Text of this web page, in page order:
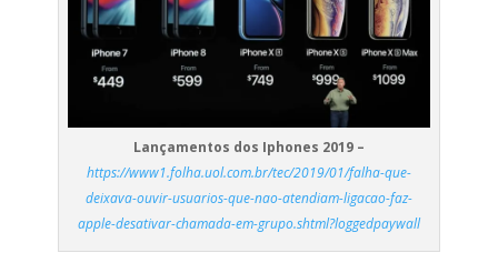
Lançamentos dos Iphones 2019 –
https://www1.folha.uol.com.br/tec/2019/01/falha-que-
deixava-ouvir-usuarios-que-nao-atendiam-ligacao-faz-
apple-desativar-chamada-em-grupo.shtml?loggedpaywall